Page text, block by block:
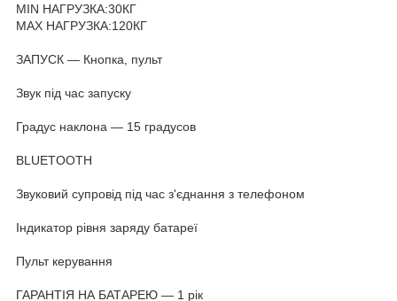
MIN НАГРУЗКА:30КГ
MAX НАГРУЗКА:120КГ
ЗАПУСК — Кнопка, пульт
Звук під час запуску
Градус наклона ― 15 градусов
BLUETOOTH
Звуковий супровід під час з'єднання з телефоном
Індикатор рівня заряду батареї
Пульт керування
ГАРАНТІЯ НА БАТАРЕЮ — 1 рік